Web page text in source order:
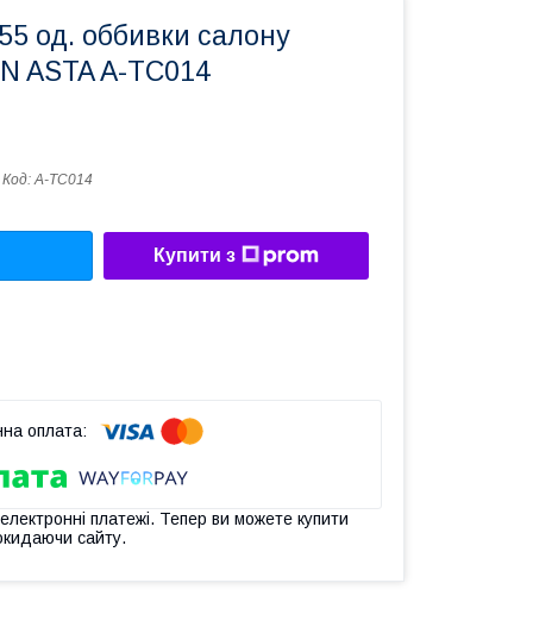
од. оббивки салону
ASTA A-TC014
Код:A-TC014
Купити з
платежі. Тепер ви можете купити
сайту.